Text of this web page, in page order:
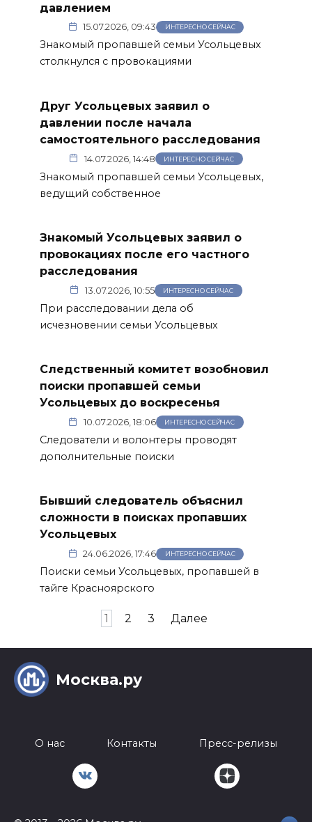
давлением
15.07.2026, 09:43 ИНТЕРЕСНО СЕЙЧАС
Знакомый пропавшей семьи Усольцевых
столкнулся с провокациями
Друг Усольцевых заявил о
давлении после начала
самостоятельного расследования
14.07.2026, 14:48 ИНТЕРЕСНО СЕЙЧАС
Знакомый пропавшей семьи Усольцевых,
ведущий собственное
Знакомый Усольцевых заявил о
провокациях после его частного
расследования
13.07.2026, 10:55 ИНТЕРЕСНО СЕЙЧАС
При расследовании дела об
исчезновении семьи Усольцевых
Следственный комитет возобновил
поиски пропавшей семьи
Усольцевых до воскресенья
10.07.2026, 18:06 ИНТЕРЕСНО СЕЙЧАС
Следователи и волонтеры проводят
дополнительные поиски
Бывший следователь объяснил
сложности в поисках пропавших
Усольцевых
24.06.2026, 17:46 ИНТЕРЕСНО СЕЙЧАС
Поиски семьи Усольцевых, пропавшей в
тайге Красноярского
1 2 3 Далее
Москва.ру
О нас Контакты Пресс-релизы